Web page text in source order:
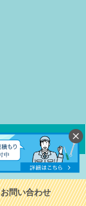
お問い合わせ